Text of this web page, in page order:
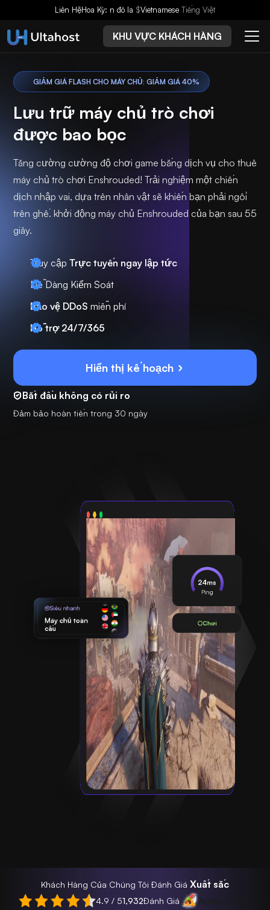
Liên HệHoa Kỳ: n đô la $Vietnamese Tiếng Việt
KHU VỰC KHÁCH HÀNG
GIẢM GIÁ FLASH CHO MÁY CHỦ: GIẢM GIÁ 40%
Lưu trữ máy chủ trò chơi
được bao bọc
Tăng cường cường độ chơi game bằng dịch vụ cho thuê
máy chủ trò chơi Enshrouded! Trải nghiệm một chiến
dịch nhập vai, dựa trên nhân vật sẽ khiến bạn phải ngồi
trên ghế. khởi động máy chủ Enshrouded của bạn sau 55
giây.
Truy cập Trực tuyến ngay lập tức
Dễ Dàng Kiểm Soát
Bảo vệ DDoS miễn phí
Hỗ trợ 24/7/365
Hiển thị kế hoạch
Bắt đầu không có rủi ro
Đảm bảo hoàn tiền trong 30 ngày
Siêu nhanh
Máy chủ toàn
cầu
24ms
Ping
Chơi
Khách Hàng Của Chúng Tôi Đánh Giá Xuất sắc
4.9 / 51,932Đánh Giá